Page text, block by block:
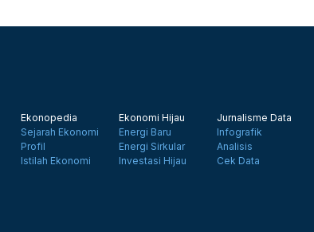
Ekonopedia
Sejarah Ekonomi
Profil
Istilah Ekonomi
Ekonomi Hijau
Energi Baru
Energi Sirkular
Investasi Hijau
Jurnalisme Data
Infografik
Analisis
Cek Data